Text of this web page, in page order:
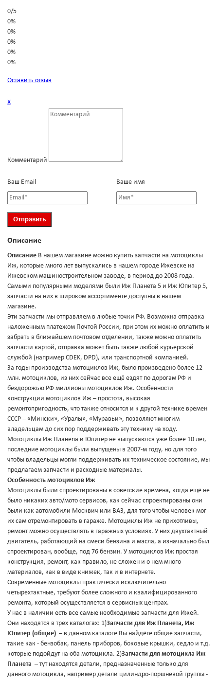
0/5
0%
0%
0%
0%
0%
Оставить отзыв
Х
Комментарий
Ваш Email Ваше имя
Описание
Описание В нашем магазине можно купить запчасти на мотоциклы
Иж, которые много лет выпускались в нашем городе Ижевске на
Ижевском машиностроительном заводе, в период до 2008 года.
Самыми популярными моделями были Иж Планета 5 и Иж Юпитер 5,
запчасти на них в широком ассортименте доступны в нашем
магазине.
Эти запчасти мы отправляем в любые точки РФ. Возможна отправка
наложенным платежом Почтой России, при этом их можно оплатить и
забрать в ближайшем почтовом отделении, также можно оплатить
запчасти картой, отправка может быть также любой курьерской
службой (например CDEK, DPD), или транспортной компанией.
За годы производства мотоциклов Иж, было произведено более 12
млн. мотоциклов, из них сейчас все ещё ездят по дорогам РФ и
бездорожью РФ миллионы мотоциклов Иж. Особенности
конструкции мотоциклов Иж – простота, высокая
ремонтопригодность, что также относится и к другой технике времен
СССР – «Мински», «Уралы», «Муравьи», позволяют многим
владельцам до сих пор поддерживать эту технику на ходу.
Мотоциклы Иж Планеnа и Юпитер не выпускаются уже более 10 лет,
последние мотоциклы были выпущены в 2007-м году, но для того
чтобы владельцы могли поддерживать их техническое состояние, мы
предлагаем запчасти и расходные материалы.
Особенность мотоциклов Иж
Мотоциклы были спроектированы в советские времена, когда ещё не
было никаких авто/мото сервисов, как сейчас спроектированы они
были как автомобили Москвич или ВАЗ, для того чтобы человек мог
их сам отремонтировать в гараже. Мотоциклы Иж не прихотливы,
ремонт можно осуществлять в гаражных условиях. У них двухтактный
двигатель, работающий на смеси бензина и масла, а изначально был
спроектирован, вообще, под 76 бензин. У мотоциклов Иж простая
конструкция, ремонт, как правило, не сложен и о нем много
материалов, как в виде книжек, так и в интернете.
Современные мотоциклы практически исключительно
четырехтактные, требуют более сложного и квалифицированного
ремонта, который осуществляется в сервисных центрах.
У нас в наличии есть все самые необходимые запчасти для Ижей.
Они находятся в трех каталогах: 1)Запчасти для Иж Планета, Иж
Юпитер (общие) – в данном каталоге Вы найдёте общие запчасти,
такие как - бензобак, панель приборов, боковые крышки, седло и т.д.
которые подойдут на оба мотоцикла. 2)Запчасти для мотоцикла Иж
Планета – тут находятся детали, предназначенные только для
данного мотоцикла, например детали цилиндро-поршневой группы -